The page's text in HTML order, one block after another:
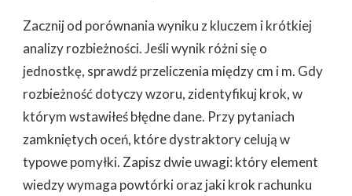
Zacznij od porównania wyniku z kluczem i krótkiej
analizy rozbieżności. Jeśli wynik różni się o
jednostkę, sprawdź przeliczenia między cm i m. Gdy
rozbieżność dotyczy wzoru, zidentyfikuj krok, w
którym wstawiłeś błędne dane. Przy pytaniach
zamkniętych oceń, które dystraktory celują w
typowe pomyłki. Zapisz dwie uwagi: który element
wiedzy wymaga powtórki oraz jaki krok rachunku